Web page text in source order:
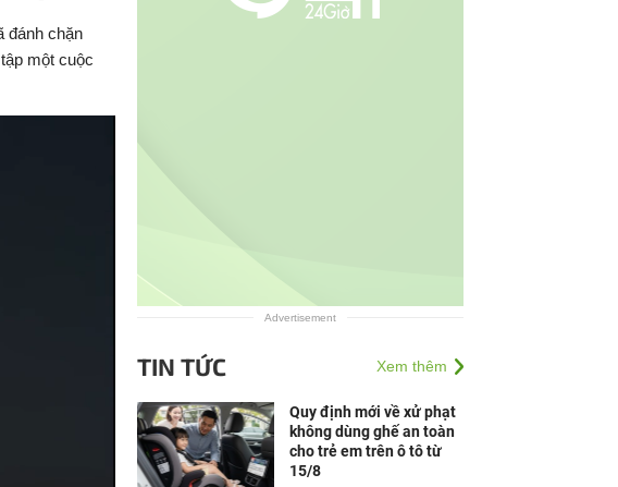
đánh chặn
một cuộc
Advertisement
TIN TỨC Xem thêm
Quy định mới về xử phạt
không dùng ghế an toàn
cho trẻ em trên ô tô từ
15/8